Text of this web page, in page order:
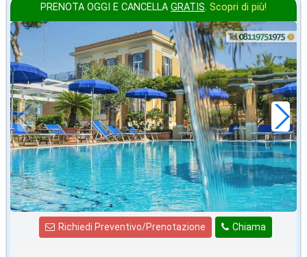
PRENOTA OGGI E CANCELLA GRATIS. Scopri di più!
agosto
in offerta da
€118,57
a notte
Chiama
Richiedi Preventivo/Prenotazione